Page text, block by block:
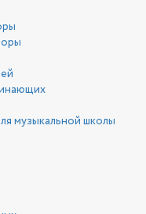
музыкальной школы